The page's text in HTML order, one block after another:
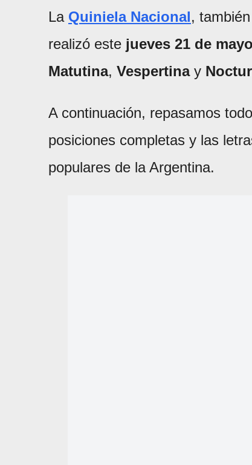
La Quiniela Nacional,
realizó este jueves 21 de mayo
Matutina, Vespertinay
A continuación, repasamos
posiciones completas y las
populares de la Argentina.